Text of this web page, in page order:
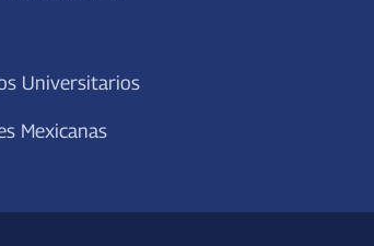
Universitarios
Mexicanas